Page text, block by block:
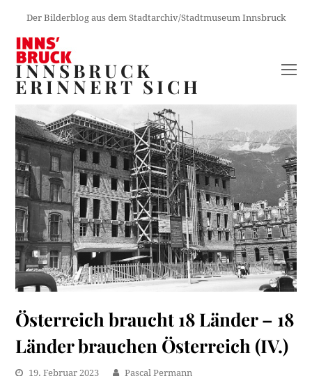
Der Bilderblog aus dem Stadtarchiv/Stadtmuseum Innsbruck
INNSBRUCK
ERINNERT SICH
Österreich braucht 18 Länder – 18
Länder brauchen Österreich (IV.)
19. Februar 2023
Pascal Permann